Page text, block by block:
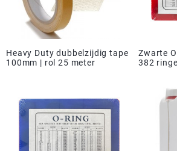
Heavy Duty dubbelzijdig tape
100mm | rol 25 meter
Zwarte
382